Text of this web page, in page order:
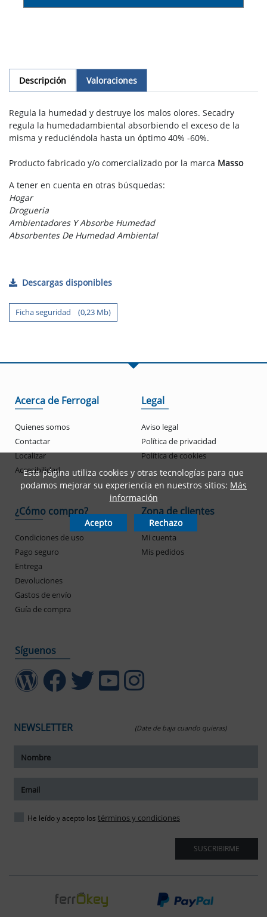
Descripción Valoraciones
Regula la humedad y destruye los malos olores. Secadry
regula la humedadambiental absorbiendo el exceso de la
misma y reduciéndola hasta un óptimo 40% -60%.
Producto fabricado y/o comercializado por la marca Masso
A tener en cuenta en otras búsquedas:
Hogar
Drogueria
Ambientadores Y Absorbe Humedad
Absorbentes De Humedad Ambiental
Descargas disponibles
Ficha seguridad (0,23 Mb)
Acerca de Ferrogal
Quienes somos
Contactar
Localizar
Accesibilidad
Legal
Aviso legal
Política de privacidad
Política de cookies
¿Cómo compro?
Condiciones de uso
Pago seguro
Entrega
Devoluciones
Gastos de envío
Guía de compra
Zona de clientes
Mi cuenta
Mis pedidos
Síguenos
NEWSLETTER (Date de baja cuando quieras)
He leído y acepto los términos y condiciones
SUSCRIBIRME
Esta página utiliza cookies y otras tecnologías para que
podamos mejorar su experiencia en nuestros sitios: Más
información
Acepto Rechazo
tamaño del texto
del texto
espaciado del texto